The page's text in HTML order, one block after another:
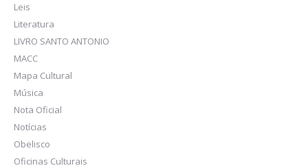
Leis
Literatura
LIVRO SANTO ANTONIO
MACC
Mapa Cultural
Música
Nota Oficial
Notícias
Obelisco
Oficinas Culturais